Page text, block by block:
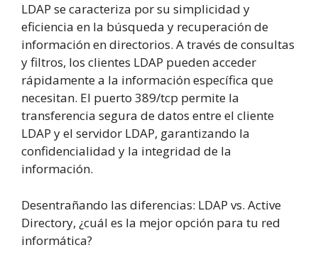
LDAP se caracteriza por su simplicidad y
eficiencia en la búsqueda y recuperación de
información en directorios. A través de consultas
y filtros, los clientes LDAP pueden acceder
rápidamente a la información específica que
necesitan. El puerto 389/tcp permite la
transferencia segura de datos entre el cliente
LDAP y el servidor LDAP, garantizando la
confidencialidad y la integridad de la
información.
Desentrañando las diferencias: LDAP vs. Active
Directory, ¿cuál es la mejor opción para tu red
informática?